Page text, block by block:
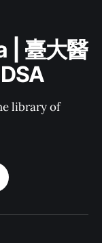
| 臺大醫
library of